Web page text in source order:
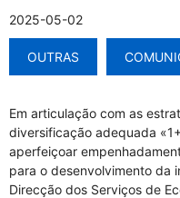
2025-05-02
OUTRAS
Em articulação com as
diversificação adequada
aperfeiçoar
para o desenvolvimento da
Direcção dos Serviços de